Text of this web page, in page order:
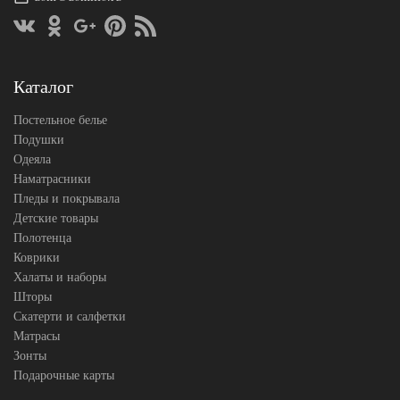
пододеяльника
160х220
наволочек
Производитель (Турция)
Каталог
Постельное белье
Подушки
Одеяла
Наматрасники
Пледы и покрывала
Детские товары
Полотенца
Коврики
Халаты и наборы
Шторы
Скатерти и салфетки
Матрасы
Зонты
Подарочные карты